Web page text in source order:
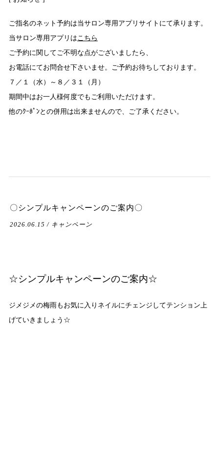
ご指名のネット予約は当サロン専用アプリサイトにて承ります。
当サロン専用アプリはこちら
ご予約に関してご不明な点がございましたら、
お電話にてお問合せ下さいませ。ご予約お待ちしております。
７／１（水）～８／３１（月）
期間中はお一人様何度でもご利用いただけます。
他のｸｰﾎﾟﾝとの併用は出来ませんので、ご了承ください。
〇シンプルキャンペーンのご案内〇
2026.06.15 / キャンペーン
☆シンプルキャンペーンのご案内☆
ジメジメの梅雨もお気に入りネイルにチェンジしてテンション上
げていきましょう☆